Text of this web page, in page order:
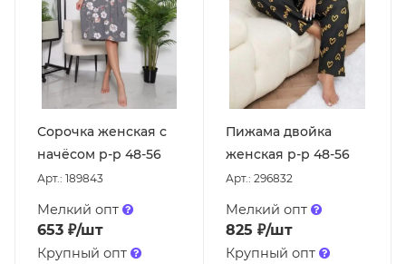
Сорочка женская с
начёсом р-р 48-56
Арт.: 189843
Мелкий опт
653 ₽/шт
Крупный опт
Пижама двойка
женская р-р 48-56
Арт.: 296832
Мелкий опт
825 ₽/шт
Крупный опт